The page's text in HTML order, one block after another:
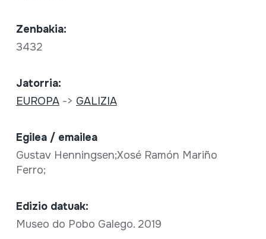
Zenbakia:
3432
Jatorria:
EUROPA-> GALIZIA
Egilea / emailea
Gustav Henningsen;Xosé Ramón Mariño
Ferro;
Edizio datuak:
Museo do Pobo Galego. 2019